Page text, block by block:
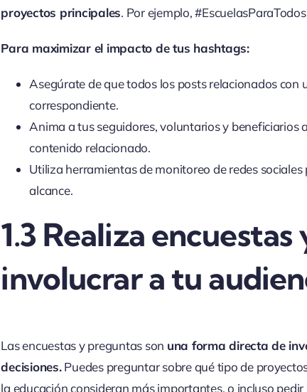
proyectos principales. Por ejemplo,
Para maximizar el impacto de tus hashtags:
Asegúrate de que todos los posts relacionados con
correspondiente.
Anima a tus seguidores, voluntarios y beneficiarios
contenido relacionado.
Utiliza herramientas de monitoreo de redes
alcance.
1.3 Realiza
involucrar a tu
Las encuestas y preguntas son una forma directa de
decisiones.Puedes preguntar sobre qué tipo de
la educación consideran más importantes, o incluso